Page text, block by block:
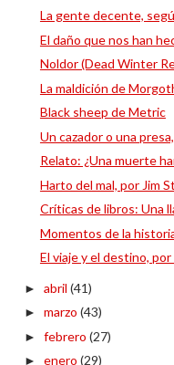
La gente decente,
El daño que nos han
Noldor (Dead Winter
La maldición de
Black sheep de Metric
Un cazador o una
Relato: ¿Una muerte
Harto del mal, por Jim
Críticas de libros: Una
Momentos de la
El viaje y el destino,
► abril (41)
► marzo (43)
► febrero (27)
► enero (29)